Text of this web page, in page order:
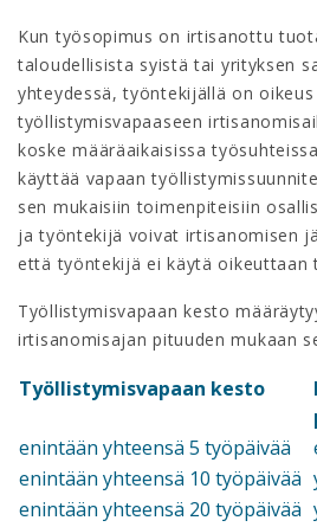
Kun työsopimus on irtisanottu
taloudellisista syistä tai yrityksen
yhteydessä, työntekijällä on oikeus
työllistymisvapaaseen
koske määräaikaisissa
käyttää vapaan
sen mukaisiin toimenpiteisiin
ja työntekijä voivat irtisanomisen
että työntekijä ei käytä oikeuttaan
Työllistymisvapaan kesto
irtisanomisajan pituuden mukaan
Työllistymisvapaan kesto
enintään yhteensä 5 työpäivää
enintään yhteensä 10 työpäivää
enintään yhteensä 20 työpäivää